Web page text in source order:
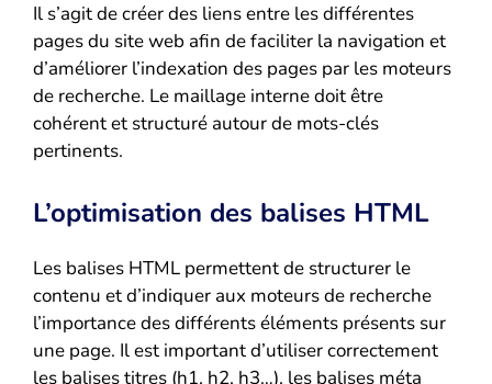
Il s’agit de créer des liens entre les différentes
pages du site web afin de faciliter la navigation et
d’améliorer l’indexation des pages par les moteurs
de recherche. Le maillage interne doit être
cohérent et structuré autour de mots-clés
pertinents.
L’optimisation des balises HTML
Les balises HTML permettent de structurer le
contenu et d’indiquer aux moteurs de recherche
l’importance des différents éléments présents sur
une page. Il est important d’utiliser correctement
les balises titres (h1, h2, h3…), les balises méta